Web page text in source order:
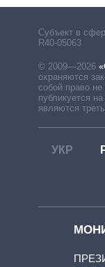
Субъект в
R40-05063
© 2009—2026
охраняются
собой право
публикуется
являются
УКР